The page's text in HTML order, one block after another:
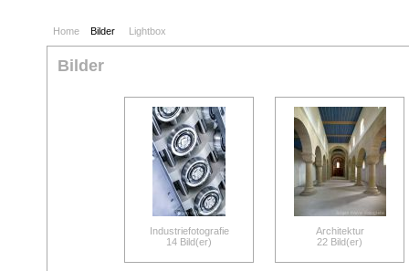
Home Bilder Lightbox
Bilder
Industriefotografie
14 Bild(er)
Architektur
22 Bild(er)